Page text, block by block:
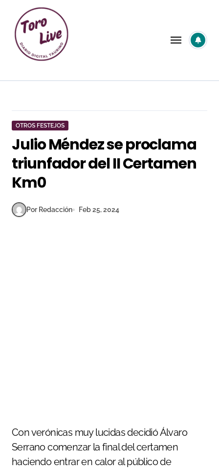
contenido
OTROS FESTEJOS
Julio Méndez se proclama
triunfador del II Certamen
Km0
Por Redacción Feb 25, 2024
Con verónicas muy lucidas decidió Álvaro
Serrano comenzar la final del certamen
haciendo entrar en calor al público de